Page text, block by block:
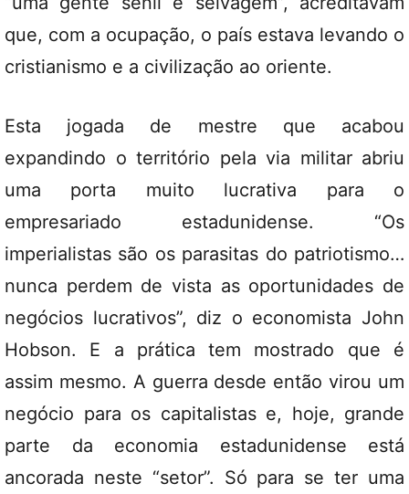
que, com a ocupação, o país estava levando o
cristianismo e a civilização ao oriente.
Esta jogada de mestre que acabou
expandindo o território pela via militar abriu
uma porta muito lucrativa para o
empresariado estadunidense. “Os
imperialistas são os parasitas do patriotismo…
nunca perdem de vista as oportunidades de
negócios lucrativos”, diz o economista John
Hobson. E a prática tem mostrado que é
assim mesmo. A guerra desde então virou um
negócio para os capitalistas e, hoje, grande
parte da economia estadunidense está
ancorada neste “setor”. Só para se ter uma